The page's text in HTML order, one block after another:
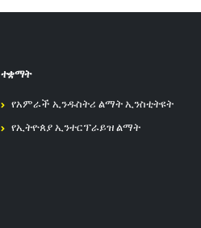
ተቋማት
የአምራች ኢንዱስትሪ ልማት ኢንስቲትዩት
የኢትዮጰያ ኢንተርፕራይዝ ልማት